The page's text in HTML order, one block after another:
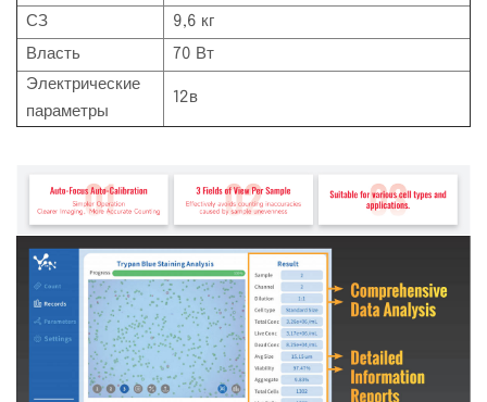
СЗ
9,6 кг
Власть
70 Вт
Электрические
параметры
12в